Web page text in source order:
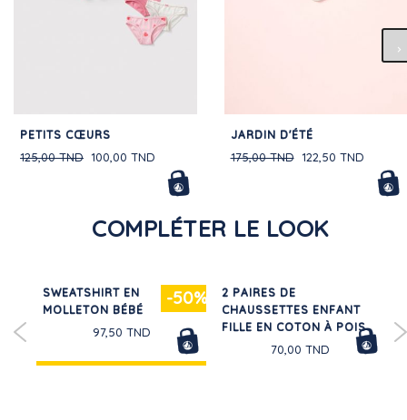
PETITS CŒURS
100,00 TND
125,00 TND
JARDIN D'ÉTÉ
122,50 TND
175,00 TND
COMPLÉTER LE LOOK
-50%
SWEATSHIRT EN
MOLLETON BÉBÉ
97,50 TND
2 PAIRES DE
CHAUSSETTES ENFANT
FILLE EN COTON À POIS
70,00 TND